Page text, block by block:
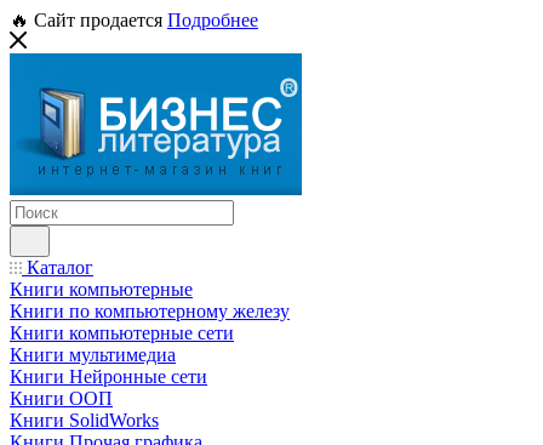
🔥 Сайт продается Подробнее
Каталог
Книги компьютерные
Книги по компьютерному железу
Книги компьютерные сети
Книги мультимедиа
Книги Нейронные сети
Книги ООП
Книги SolidWorks